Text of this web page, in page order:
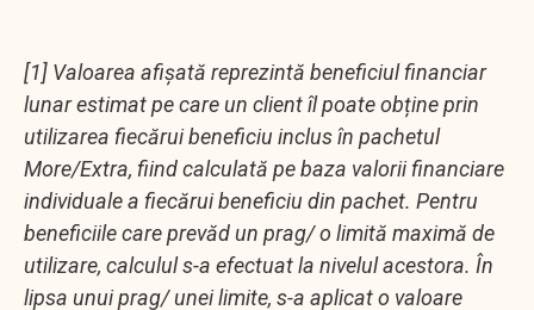
[1] Valoarea afișată reprezintă beneficiul financiar
lunar estimat pe care un client îl poate obține prin
utilizarea fiecărui beneficiu inclus în pachetul
More/Extra, fiind calculată pe baza valorii financiare
individuale a fiecărui beneficiu din pachet. Pentru
beneficiile care prevăd un prag/ o limită maximă de
utilizare, calculul s-a efectuat la nivelul acestora. În
lipsa unui prag/ unei limite, s-a aplicat o valoare